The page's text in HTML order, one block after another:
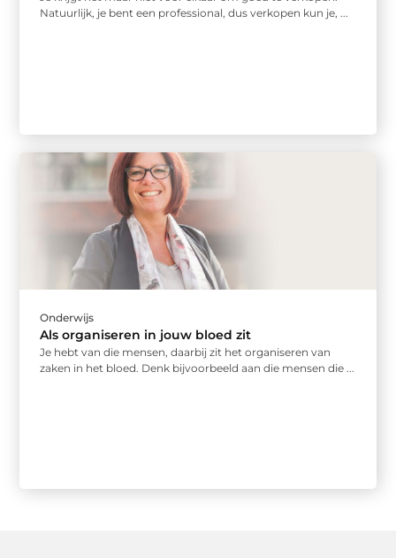
Natuurlijk, je bent een professional, dus verkopen kun je, ...
Onderwijs
Als organiseren in jouw bloed zit
Je hebt van die mensen, daarbij zit het organiseren van
zaken in het bloed. Denk bijvoorbeeld aan die mensen die ...